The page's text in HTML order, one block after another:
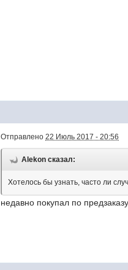
Отправлено22 Июль 2017 - 20:56
Alekon сказал:
Хотелось бы узнать, часто ли
недавно покупал по